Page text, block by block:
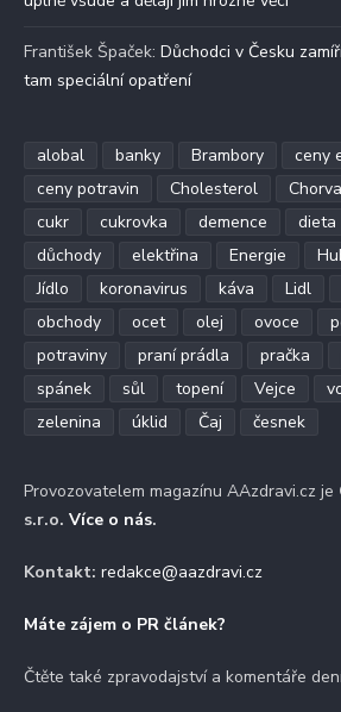
František Špaček: Důchodci v Česku
tam speciální opatření
alobal banky Brambory
ceny
ceny potravin
Cholesterol
cukr
cukrovka demence dieta
důchody
elektřina Energie
Jídlo
koronavirus káva Lidl
obchody
ocet olej ovoce
potraviny
praní prádla pračka
spánek
sůl topení Vejce
zelenina
úklid Čaj česnek
Provozovatelem magazínu AAzdravi.cz je
s.r.o. Více o nás.
Kontakt: redakce@aazdravi.cz
Máte zájem o PR článek?
Čtěte také zpravodajství a komentáře